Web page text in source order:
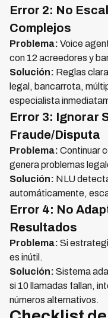
Error 2: No
Complejos
Problema: Voice
con 12 acreedores y
Solución: Reglas
legal, bancarrota,
especialista
Error 3: Ignorar
Fraude/Disputa
Problema: Continuar
genera problemas
Solución: NLU
automáticamente,
Error 4: No
Resultados
Problema: Si
es inútil.
Solución: Sistema
si 10 llamadas fallan,
números alternativos.